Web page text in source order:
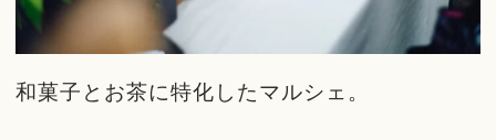
和菓子とお茶に特化したマルシェ。